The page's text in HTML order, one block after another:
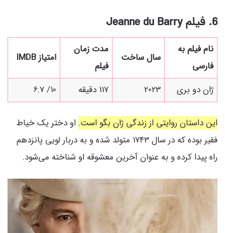
6. فیلم Jeanne du Barry
نام فیلم به
فارسی
سال ساخت
مدت زمان
فیلم
امتیاز IMDB
ژان دو بری 2023 117 دقیقه 10/ 6.7
این داستان روایتی از زندگی ژان بگو است. او دختر یک خیاط
فقیر بوده که در سال 1743 متولد شده و به دربار لویی پانزدهم
راه پیدا کرده و به عنوان آخرین معشوقه او شناخته می‌شود.